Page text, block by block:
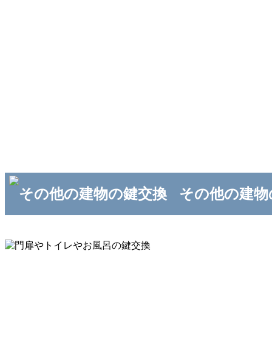
その他の建